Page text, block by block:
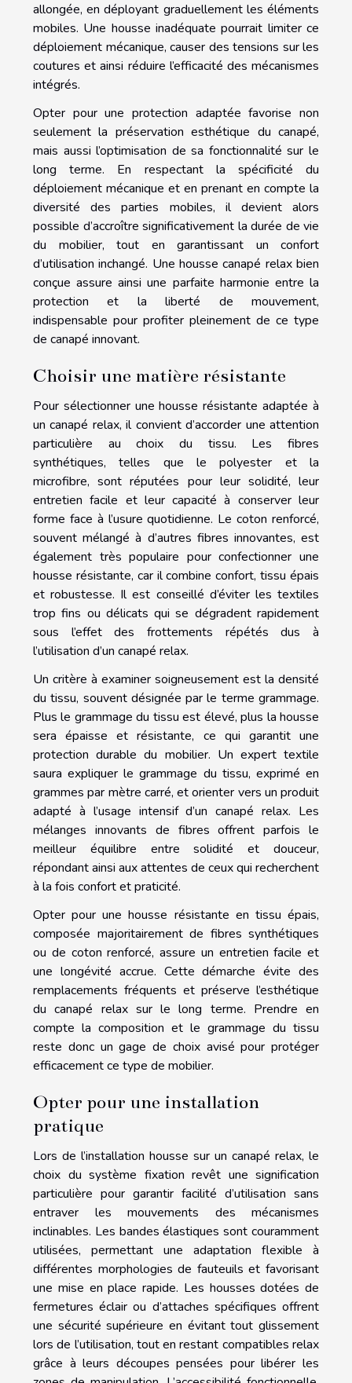
allongée, en déployant graduellement les éléments
mobiles. Une housse inadéquate pourrait limiter ce
déploiement mécanique, causer des tensions sur les
coutures et ainsi réduire l’efficacité des mécanismes
intégrés.
Opter pour une protection adaptée favorise non
seulement la préservation esthétique du canapé,
mais aussi l’optimisation de sa fonctionnalité sur le
long terme. En respectant la spécificité du
déploiement mécanique et en prenant en compte la
diversité des parties mobiles, il devient alors
possible d’accroître significativement la durée de vie
du mobilier, tout en garantissant un confort
d’utilisation inchangé. Une housse canapé relax bien
conçue assure ainsi une parfaite harmonie entre la
protection et la liberté de mouvement,
indispensable pour profiter pleinement de ce type
de canapé innovant.
Choisir une matière résistante
Pour sélectionner une housse résistante adaptée à
un canapé relax, il convient d’accorder une attention
particulière au choix du tissu. Les fibres
synthétiques, telles que le polyester et la
microfibre, sont réputées pour leur solidité, leur
entretien facile et leur capacité à conserver leur
forme face à l’usure quotidienne. Le coton renforcé,
souvent mélangé à d’autres fibres innovantes, est
également très populaire pour confectionner une
housse résistante, car il combine confort, tissu épais
et robustesse. Il est conseillé d’éviter les textiles
trop fins ou délicats qui se dégradent rapidement
sous l’effet des frottements répétés dus à
l’utilisation d’un canapé relax.
Un critère à examiner soigneusement est la densité
du tissu, souvent désignée par le terme grammage.
Plus le grammage du tissu est élevé, plus la housse
sera épaisse et résistante, ce qui garantit une
protection durable du mobilier. Un expert textile
saura expliquer le grammage du tissu, exprimé en
grammes par mètre carré, et orienter vers un produit
adapté à l’usage intensif d’un canapé relax. Les
mélanges innovants de fibres offrent parfois le
meilleur équilibre entre solidité et douceur,
répondant ainsi aux attentes de ceux qui recherchent
à la fois confort et praticité.
Opter pour une housse résistante en tissu épais,
composée majoritairement de fibres synthétiques
ou de coton renforcé, assure un entretien facile et
une longévité accrue. Cette démarche évite des
remplacements fréquents et préserve l’esthétique
du canapé relax sur le long terme. Prendre en
compte la composition et le grammage du tissu
reste donc un gage de choix avisé pour protéger
efficacement ce type de mobilier.
Opter pour une installation
pratique
Lors de l’installation housse sur un canapé relax, le
choix du système fixation revêt une signification
particulière pour garantir facilité d’utilisation sans
entraver les mouvements des mécanismes
inclinables. Les bandes élastiques sont couramment
utilisées, permettant une adaptation flexible à
différentes morphologies de fauteuils et favorisant
une mise en place rapide. Les housses dotées de
fermetures éclair ou d’attaches spécifiques offrent
une sécurité supérieure en évitant tout glissement
lors de l’utilisation, tout en restant compatibles relax
grâce à leurs découpes pensées pour libérer les